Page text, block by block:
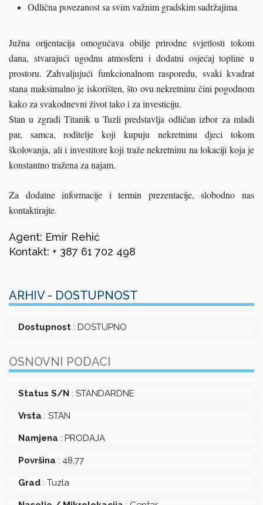
Odlična povezanost sa svim važnim gradskim sadržajima
Južna orijentacija omogućava obilje prirodne svjetlosti tokom
dana, stvarajući ugodnu atmosferu i dodatni osjećaj topline u
prostoru. Zahvaljujući funkcionalnom rasporedu, svaki kvadrat
stana maksimalno je iskorišten, što ovu nekretninu čini pogodnom
kako za svakodnevni život tako i za investiciju.
Stan u zgradi Titanik u Tuzli predstavlja odličan izbor za mladi
par, samca, roditelje koji kupuju nekretninu djeci tokom
školovanja, ali i investitore koji traže nekretninu na lokaciji koja je
konstantno tražena za najam.
Za dodatne informacije i termin prezentacije, slobodno nas
kontaktirajte.
Agent: Emir Rehić
Kontakt: + 387 61 702 498
ARHIV - DOSTUPNOST
Dostupnost : DOSTUPNO
OSNOVNI PODACI
Status S/N : STANDARDNE
Vrsta : STAN
Namjena : PRODAJA
Površina : 48,77
Grad : Tuzla